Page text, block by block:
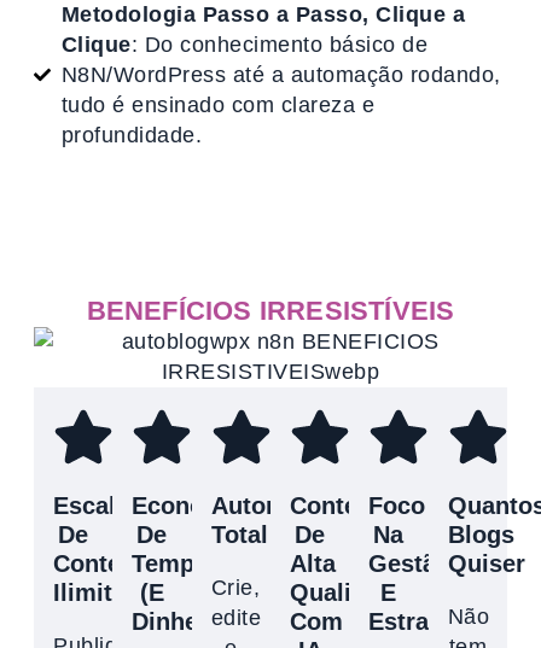
Metodologia Passo a Passo, Clique a
Clique: Do conhecimento básico de
N8N/WordPress até a automação rodando,
tudo é ensinado com clareza e
profundidade.
BENEFÍCIOS IRRESISTÍVEIS
Escala
De
Conteúdo
Ilimitada
Economia
De
Tempo
(E
Dinheiro)
Autonomia
Total
Crie,
edite
Conteúdo
De
Alta
Qualidade
Com
Foco
Na
Gestão
E
Estratégia
Blogs
Quiser
Não